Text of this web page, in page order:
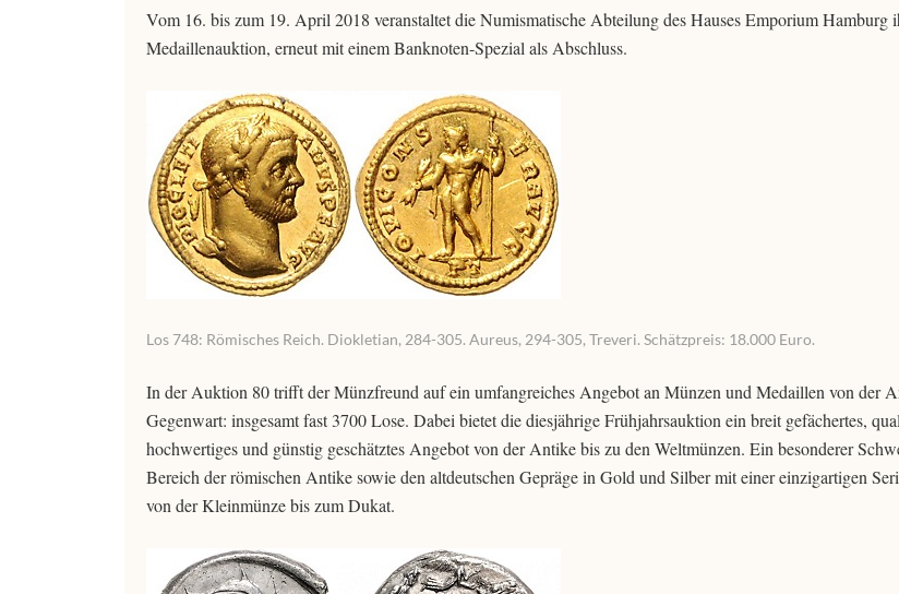
Vom 16. bis zum 19. April 2018 veranstaltet die Numismatische Abteilung des Hauses Emporium Hamburg
Medaillenauktion, erneut mit einem Banknoten-Spezial als Abschluss.
Los 748: Römisches Reich. Diokletian, 284-305. Aureus, 294-305, Treveri. Schätzpreis: 18.000 Euro.
In der Auktion 80 trifft der Münzfreund auf ein umfangreiches Angebot an Münzen und Medaillen von der
Gegenwart: insgesamt fast 3700 Lose. Dabei bietet die diesjährige Frühjahrsauktion ein breit gefächertes,
hochwertiges und günstig geschätztes Angebot von der Antike bis zu den Weltmünzen. Ein besonderer
Bereich der römischen Antike sowie den altdeutschen Gepräge in Gold und Silber mit einer einzigartigen
von der Kleinmünze bis zum Dukat.